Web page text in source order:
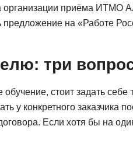
организации приёма ИТМО
предложение на «Работе
три
стоит задать
у конкретного
Если хотя бы на